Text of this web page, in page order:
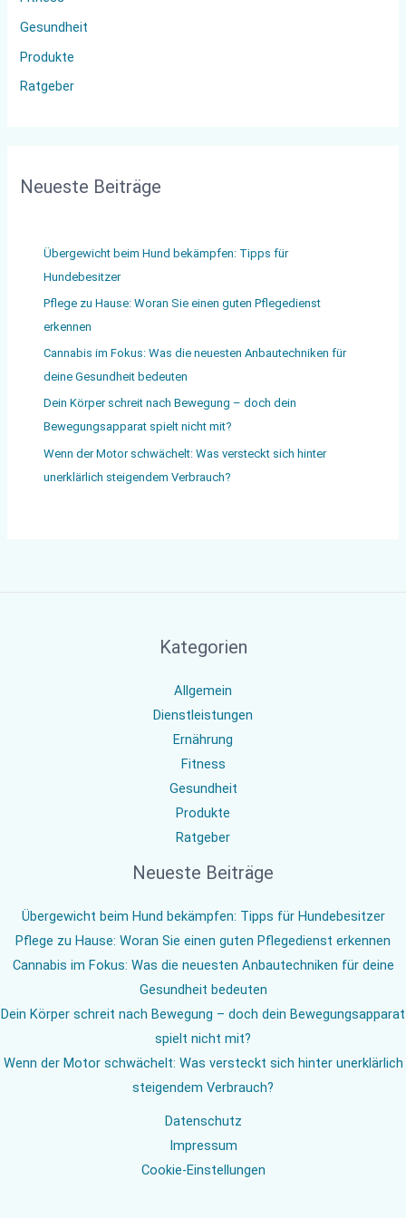
:Gesundheit
Produkte
Ratgeber
Neueste Beiträge
Übergewicht beim Hund bekämpfen: Tipps für
Hundebesitzer
Pflege zu Hause: Woran Sie einen guten Pflegedienst
erkennen
Cannabis im Fokus: Was die neuesten Anbautechniken für
deine Gesundheit bedeuten
Dein Körper schreit nach Bewegung – doch dein
Bewegungsapparat spielt nicht mit?
Wenn der Motor schwächelt: Was versteckt sich hinter
unerklärlich steigendem Verbrauch?
Kategorien
Allgemein
Dienstleistungen
Ernährung
Fitness
Gesundheit
Produkte
Ratgeber
Neueste Beiträge
Übergewicht beim Hund bekämpfen: Tipps für Hundebesitzer
Pflege zu Hause: Woran Sie einen guten Pflegedienst erkennen
Cannabis im Fokus: Was die neuesten Anbautechniken für deine
Gesundheit bedeuten
Dein Körper schreit nach Bewegung – doch dein Bewegungsapparat
spielt nicht mit?
Wenn der Motor schwächelt: Was versteckt sich hinter unerklärlich
steigendem Verbrauch?
Datenschutz
Impressum
Cookie-Einstellungen